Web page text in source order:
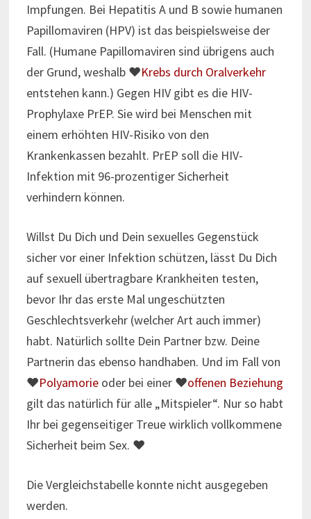
Impfungen. Bei Hepatitis A und B sowie humanen
Papillomaviren (HPV) ist das beispielsweise der
Fall. (Humane Papillomaviren sind übrigens auch
der Grund, weshalb ♥Krebs durch Oralverkehr
entstehen kann.) Gegen HIV gibt es die HIV-
Prophylaxe PrEP. Sie wird bei Menschen mit
einem erhöhten HIV-Risiko von den
Krankenkassen bezahlt. PrEP soll die HIV-
Infektion mit 96-prozentiger Sicherheit
verhindern können.
Willst Du Dich und Dein sexuelles Gegenstück
sicher vor einer Infektion schützen, lässt Du Dich
auf sexuell übertragbare Krankheiten testen,
bevor Ihr das erste Mal ungeschützten
Geschlechtsverkehr (welcher Art auch immer)
habt. Natürlich sollte Dein Partner bzw. Deine
Partnerin das ebenso handhaben. Und im Fall von
♥Polyamorie oder bei einer ♥offenen Beziehung
gilt das natürlich für alle „Mitspieler“. Nur so habt
Ihr bei gegenseitiger Treue wirklich vollkommene
Sicherheit beim Sex. ♥
Die Vergleichstabelle konnte nicht ausgegeben
werden.